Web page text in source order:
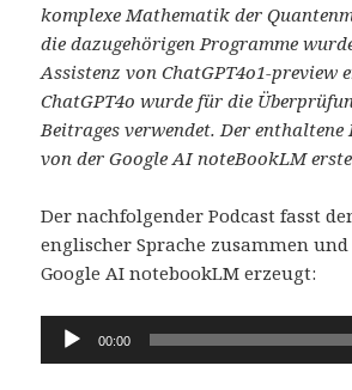
komplexe Mathematik der
die dazugehörigen Programme
Assistenz von ChatGPT4o1-preview
ChatGPT4o wurde für die
Beitrages verwendet. Der enthaltene
von der Google AI noteBookLM
Der nachfolgender Podcast fasst
englischer Sprache zusammen
Google AI notebookLM erzeugt:
Audio-
Player
00:00